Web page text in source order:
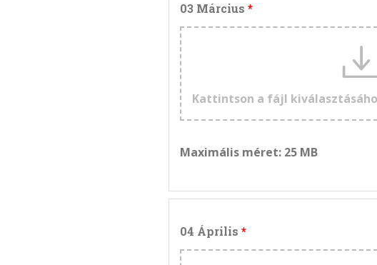
03 Március
Kattintson a fájl
Maximális méret: 25 MB
04 Április